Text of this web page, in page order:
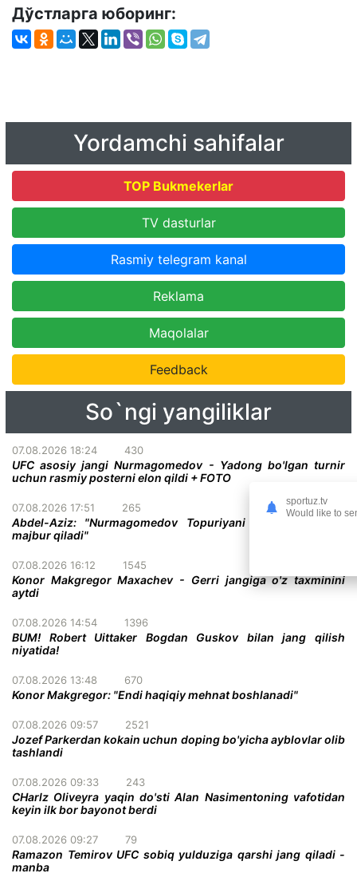
Дўстларга юборинг:
Yordamchi sahifalar
TOP Bukmekerlar
TV dasturlar
Rasmiy telegram kanal
Reklama
Maqolalar
Feedback
So`ngi yangiliklar
07.08.2026 18:24 430
UFC asosiy jangi Nurmagomedov - Yadong bo'lgan turnir
uchun rasmiy posterni elon qildi + FOTO
07.08.2026 17:51 265
Abdel-Aziz: "Nurmagomedov Topuriyani taslim bo'lishga
majbur qiladi"
07.08.2026 16:12 1545
Konor Makgregor Maxachev - Gerri jangiga o'z taxminini
aytdi
07.08.2026 14:54 1396
BUM! Robert Uittaker Bogdan Guskov bilan jang qilish
niyatida!
07.08.2026 13:48 670
Konor Makgregor: "Endi haqiqiy mehnat boshlanadi"
07.08.2026 09:57 2521
Jozef Parkerdan kokain uchun doping bo'yicha ayblovlar olib
tashlandi
07.08.2026 09:33 243
CHarlz Oliveyra yaqin do'sti Alan Nasimentoning vafotidan
keyin ilk bor bayonot berdi
07.08.2026 09:27 79
Ramazon Temirov UFC sobiq yulduziga qarshi jang qiladi -
manba
sportuz.tv
Would like to